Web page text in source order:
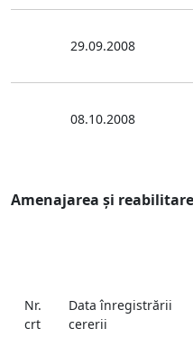
29.09.2008
08.10.2008
Amenajarea şi
Nr.
crt
Data înregistrării
cererii